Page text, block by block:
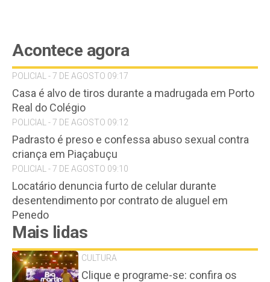
Acontece agora
POLICIAL - 7 DE AGOSTO 09:17
Casa é alvo de tiros durante a madrugada em Porto
Real do Colégio
POLICIAL - 7 DE AGOSTO 09:12
Padrasto é preso e confessa abuso sexual contra
criança em Piaçabuçu
POLICIAL - 7 DE AGOSTO 09:10
Locatário denuncia furto de celular durante
desentendimento por contrato de aluguel em
Penedo
Mais lidas
CULTURA
Clique e programe-se: confira os